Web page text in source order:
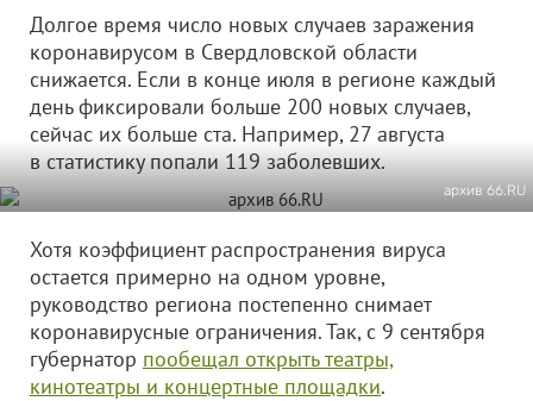
Долгое время число новых случаев заражения
коронавирусом в Свердловской области
снижается. Если в конце июля в регионе каждый
день фиксировали больше 200 новых случаев,
сейчас их больше ста. Например, 27 августа
в статистику попали 119 заболевших.
архив 66.RU
Хотя коэффициент распространения вируса
остается примерно на одном уровне,
руководство региона постепенно снимает
коронавирусные ограничения. Так, с 9 сентября
губернатор пообещал открыть театры,
кинотеатры и концертные площадки.